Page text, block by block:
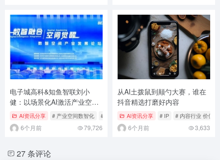
电子城高科&知鱼智联刘小
健：以场景化AI激活产业空间
新价值
AI资讯分享 # 产业空间数智化 # 数智融合 # 电子城高科
6个月前 79,726
从AI土拨鼠到颠勺大赛，谁在
抖音精选打磨好内容
AI资讯分享 # IP # 内容行业 价值
6个月前 3,633
27 条评论